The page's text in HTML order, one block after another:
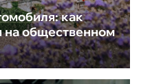
как
на общественном